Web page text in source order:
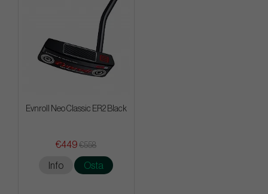
Evnroll Neo Classic ER2 Black
€449 €558
Info Osta